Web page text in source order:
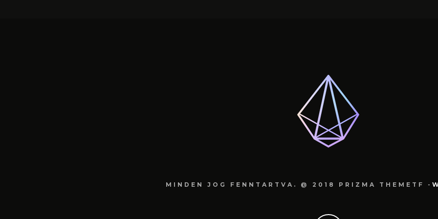
MINDEN JOG FENNTARTVA. @ 2018 PRIZMA THEMETF -